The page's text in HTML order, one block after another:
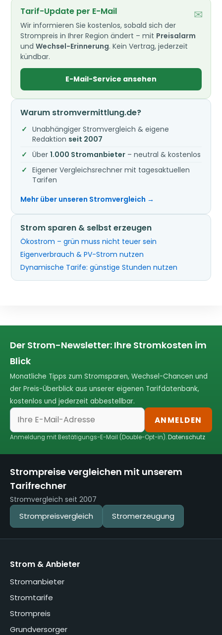
✉
Tarif-Update per E-Mail
Wir informieren Sie kostenlos, sobald sich der
Strompreis in Ihrer Region ändert – mit Preisalarm
undWechsel-Erinnerung. Kein Vertrag, jederzeit
kündbar.
E-Mail-Service ansehen
Warum stromvermittlung.de?
Unabhängiger Stromvergleich & eigene
Redaktion seit 2007
Über1.000 Stromanbieter – neutral & kostenlos
Eigener Vergleichsrechner mit tagesaktuellen
Tarifen
Mehr über unseren Stromvergleich →
Strom sparen & selbst erzeugen
Ökostrom – grün muss nicht teuer sein
Eigenverbrauch & PV-Strom nutzen
Dynamische Tarife: günstige Stunden nutzen
Der Strom-Newsletter: Ihre Stromkosten im
Blick
Monatliche Tipps zum Stromsparen, Wechsel-Chancen und
der Preis-Überblick aus unserer eigenen Tarifdatenbank,
kostenlos und jederzeit abbestellbar.
ANMELDEN
Anmeldung mit Bestätigungs-E-Mail (Double-Opt-in).Datenschutz
Strompreise vergleichen mit unserem
Tarifrechner
Stromvergleich seit 2007
Strompreisvergleich Stromerzeugung
Strom & Anbieter
Stromanbieter
Stromtarife
Strompreis
Grundversorger